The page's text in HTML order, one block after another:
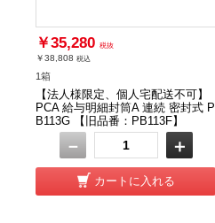
￥35,280 税抜
￥38,808 税込
1箱
【法人様限定、個人宅配送不可】
PCA 給与明細封筒A 連続 密封式 P
B113G 【旧品番：PB113F】
－ ＋
カートに入れる